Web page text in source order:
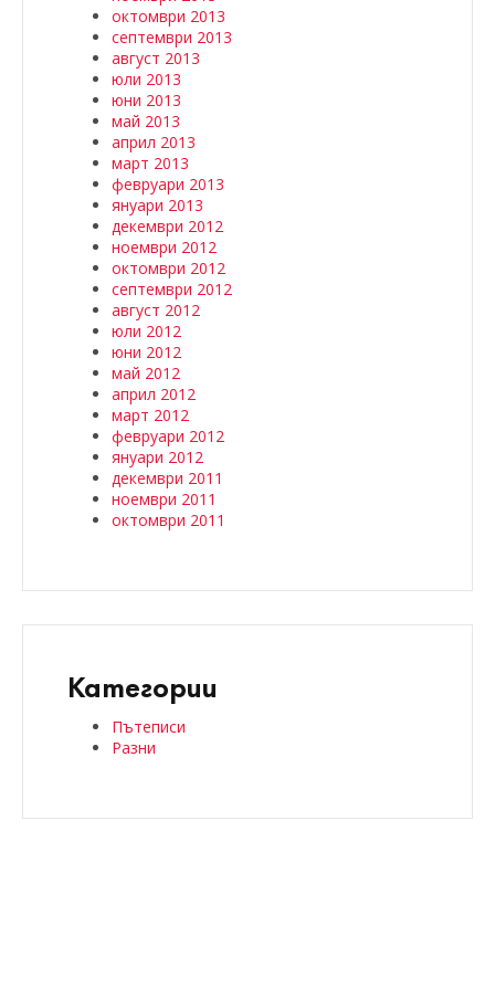
октомври 2013
септември 2013
август 2013
юли 2013
юни 2013
май 2013
април 2013
март 2013
февруари 2013
януари 2013
декември 2012
ноември 2012
октомври 2012
септември 2012
август 2012
юли 2012
юни 2012
май 2012
април 2012
март 2012
февруари 2012
януари 2012
декември 2011
ноември 2011
октомври 2011
Категории
Пътеписи
Разни